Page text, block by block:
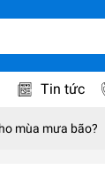
Tin tức
mùa mưa bão?